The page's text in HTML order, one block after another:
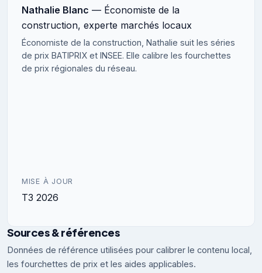
Nathalie Blanc — Économiste de la
construction, experte marchés locaux
Économiste de la construction, Nathalie suit les séries
de prix BATIPRIX et INSEE. Elle calibre les fourchettes
de prix régionales du réseau.
MISE À JOUR
T3 2026
Sources & références
Données de référence utilisées pour calibrer le contenu local,
les fourchettes de prix et les aides applicables.